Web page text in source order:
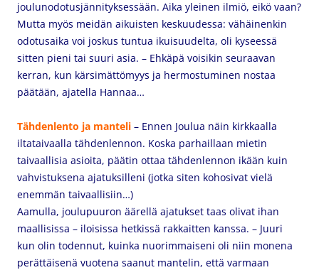
joulunodotusjännityksessään. Aika yleinen ilmiö, eikö vaan?
Mutta myös meidän aikuisten keskuudessa: vähäinenkin
odotusaika voi joskus tuntua ikuisuudelta, oli kyseessä
sitten pieni tai suuri asia. – Ehkäpä voisikin seuraavan
kerran, kun kärsimättömyys ja hermostuminen nostaa
päätään, ajatella Hannaa…
Tähdenlento ja manteli – Ennen Joulua näin kirkkaalla
iltataivaalla tähdenlennon. Koska parhaillaan mietin
taivaallisia asioita, päätin ottaa tähdenlennon ikään kuin
vahvistuksena ajatuksilleni (jotka siten kohosivat vielä
enemmän taivaallisiin…)
Aamulla, joulupuuron äärellä ajatukset taas olivat ihan
maallisissa – iloisissa hetkissä rakkaitten kanssa. – Juuri
kun olin todennut, kuinka nuorimmaiseni oli niin monena
perättäisenä vuotena saanut mantelin, että varmaan